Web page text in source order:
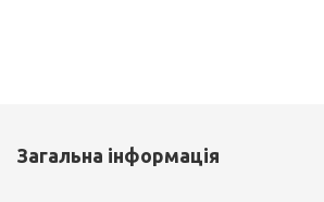
Загальна інформація